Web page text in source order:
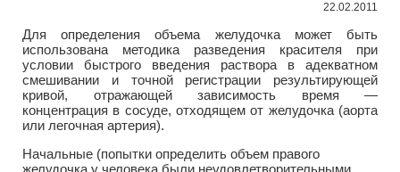
22.02.2011
Для определения объема желудочка может быть
использована методика разведения красителя при
условии быстрого введения раствора в адекватном
смешивании и точной регистрации результирующей
кривой, отражающей зависимость время —
концентрация в сосуде, отходящем от желудочка (аорта
или легочная артерия).
Начальные (попытки определить объем правого